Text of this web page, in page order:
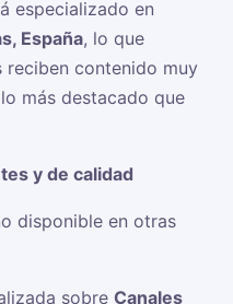
especializado en
España, lo que
reciben contenido muy
más destacado que
y de calidad
disponible en otras
sobre Canales